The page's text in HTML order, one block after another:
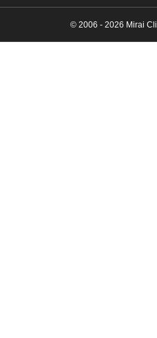
© 2006 - 2026 Mirai